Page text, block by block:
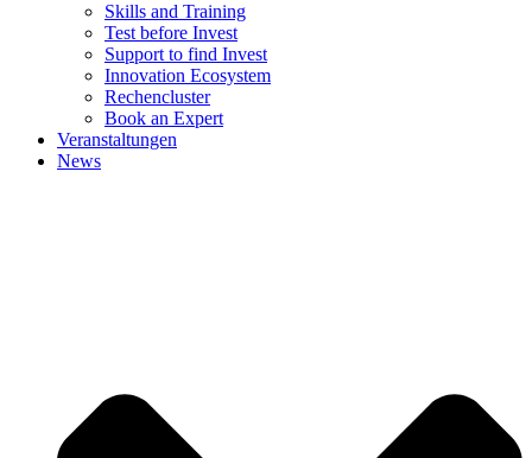
Skills and Training
Test before Invest
Support to find Invest
Innovation Ecosystem
Rechencluster​
Book an Expert
Veranstaltungen
News